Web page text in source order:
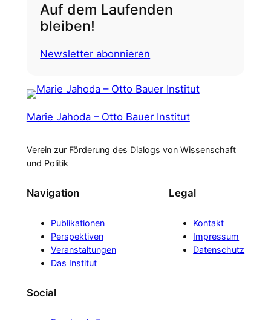
Auf dem Laufenden
bleiben!
Newsletter abonnieren
Marie Jahoda – Otto Bauer Institut
Verein zur Förderung des Dialogs von Wissenschaft
und Politik
Navigation
Publikationen
Perspektiven
Veranstaltungen
Das Institut
Legal
Kontakt
Impressum
Datenschutz
Social